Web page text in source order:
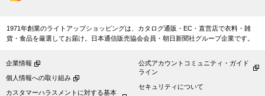
Miss Kyouko／ミスキョウコ
ランド
革小物
1971年創業のライトアップショッピングは、カタログ通販・EC・直営店で衣料・雑
貨・食品を厳選してお届け。日本通信販売協会会員・朝日新聞社グループ企業です。
企業情報
個人情報への取り組み
カスタマーハラスメントに対する基本
公式アカウントコミュニティ・ガイド
ライン
セキュリティについて